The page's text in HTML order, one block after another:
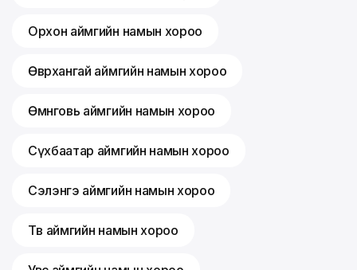
Орхон аймгийн намын хороо
Өвөрхангай аймгийн намын хороо
Өмнөговь аймгийн намын хороо
Сүхбаатар аймгийн намын хороо
Сэлэнгэ аймгийн намын хороо
Төв аймгийн намын хороо